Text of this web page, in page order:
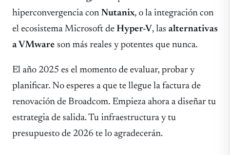
hiperconvergencia con Nutanix, o la integración con
el ecosistema Microsoft de Hyper-V, las alternativas
a VMware son más reales y potentes que nunca.
El año 2025 es el momento de evaluar, probar y
planificar. No esperes a que te llegue la factura de
renovación de Broadcom. Empieza ahora a diseñar tu
estrategia de salida. Tu infraestructura y tu
presupuesto de 2026 te lo agradecerán.